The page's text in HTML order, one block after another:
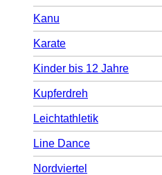
Kanu
Karate
Kinder bis 12 Jahre
Kupferdreh
Leichtathletik
Line Dance
Nordviertel